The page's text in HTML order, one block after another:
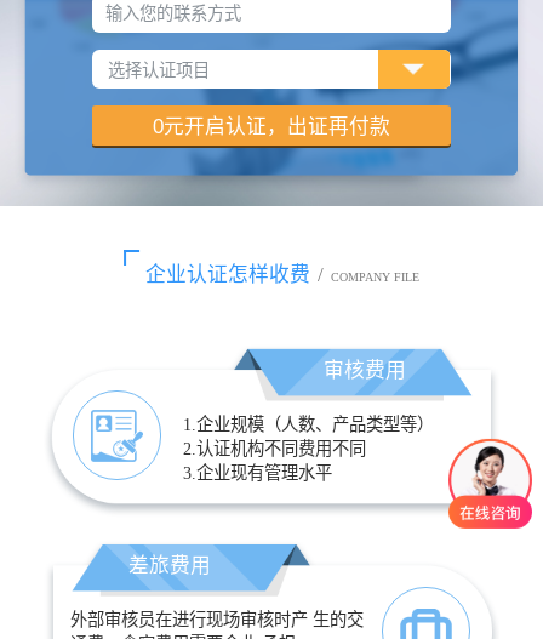
输入您的联系方式
企业认证怎样收费 / COMPANY FILE
审核费用
1.企业规模（人数、产品类型等）
2.认证机构不同费用不同
3.企业现有管理水平
差旅费用
外部审核员在进行现场审核时产 生的交